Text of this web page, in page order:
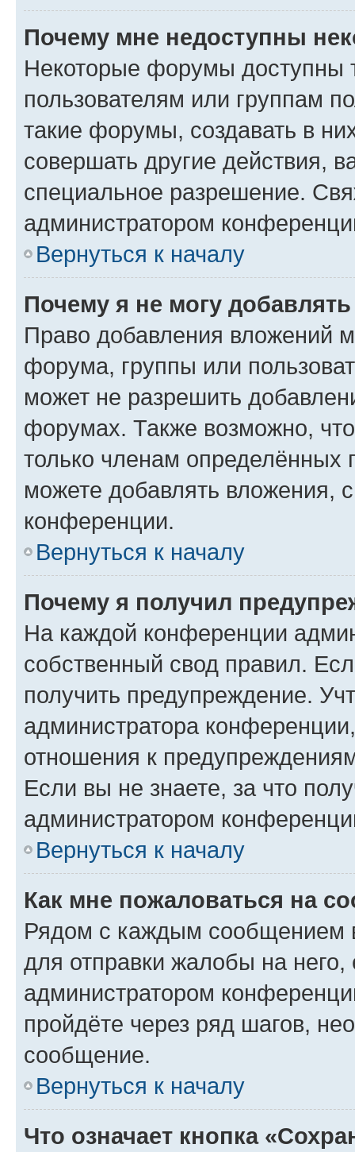
Почему мне недоступны
Некоторые форумы доступны
пользователям или группам
такие форумы, создавать в
совершать другие действия,
специальное разрешение.
администратором
Вернуться к началу
Почему я не могу
Право добавления вложений
форума, группы или
может не разрешить
форумах. Также возможно,
только членам определённых
можете добавлять вложения,
конференции.
Вернуться к началу
Почему я получил
На каждой конференции
собственный свод правил.
получить предупреждение.
администратора
отношения к
Если вы не знаете, за что
администратором
Вернуться к началу
Как мне пожаловаться на
Рядом с каждым сообщением
для отправки жалобы на
администратором
пройдёте через ряд шагов,
сообщение.
Вернуться к началу
Что означает кнопка